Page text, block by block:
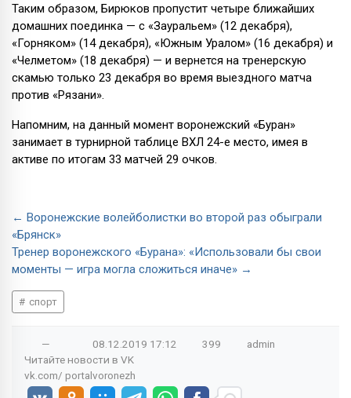
Таким образом, Бирюков пропустит четыре ближайших
домашних поединка — с «Зауральем» (12 декабря),
«Горняком» (14 декабря), «Южным Уралом» (16 декабря) и
«Челметом» (18 декабря) — и вернется на тренерскую
скамью только 23 декабря во время выездного матча
против «Рязани».
Напомним, на данный момент воронежский «Буран»
занимает в турнирной таблице ВХЛ 24-е место, имея в
активе по итогам 33 матчей 29 очков.
← Воронежские волейболистки во второй раз обыграли
«Брянск»
Тренер воронежского «Бурана»: «Использовали бы свои
моменты — игра могла сложиться иначе» →
спорт
— 08.12.2019 17:12 399
admin
Читайте новости в VK
vk.com/ portalvoronezh